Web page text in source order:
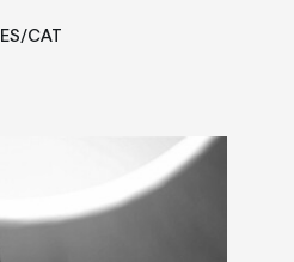
ES/CAT